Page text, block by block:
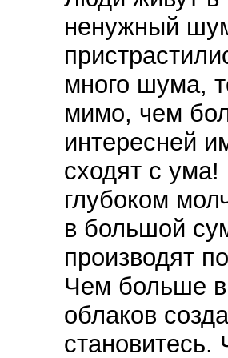
ненужный
много шума,
мимо, чем
интересней
сходят с
глубоком
в большой
производят
Чем больше
облаков